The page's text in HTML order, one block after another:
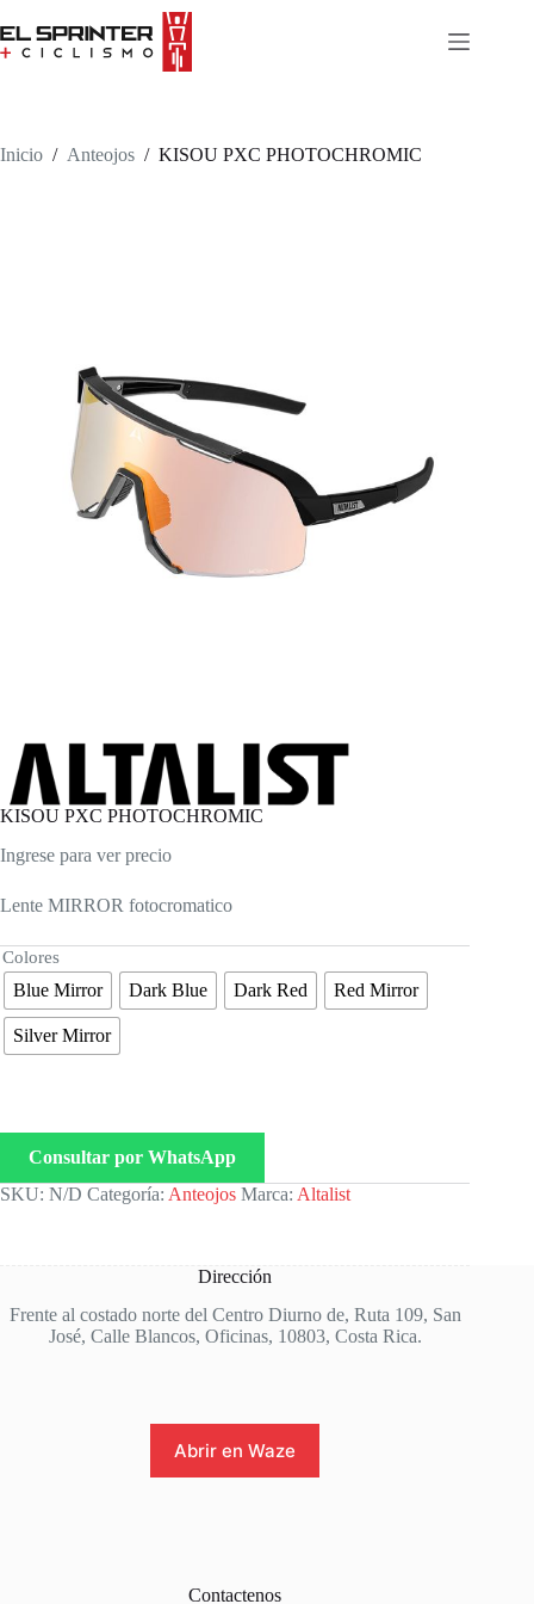
to
content
Inicio / Anteojos / KISOU PXC PHOTOCHROMIC
KISOU PXC PHOTOCHROMIC
Ingrese para ver precio
Lente MIRROR fotocromatico
Colores
Blue Mirror Dark Blue Dark Red Red Mirror
Silver Mirror
Consultar por WhatsApp
SKU: N/D Categoría: Anteojos Marca: Altalist
Dirección
Frente al costado norte del Centro Diurno de, Ruta 109, San
José, Calle Blancos, Oficinas, 10803, Costa Rica.
Abrir en Waze
Contactenos